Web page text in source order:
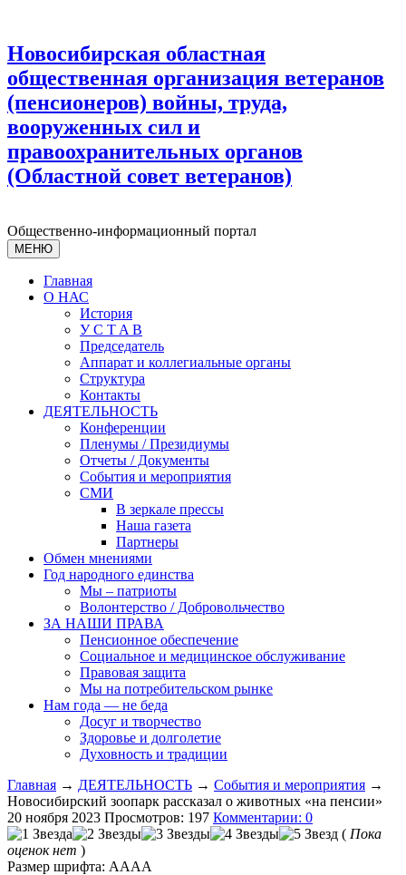
Новосибирская областная
общественная организация ветеранов
(пенсионеров) войны, труда,
вооруженных сил и
правоохранительных органов
(Областной совет ветеранов)
Общественно-информационный портал
МЕНЮ
Главная
О НАС
История
У С T A B
Председатель
Аппарат и коллегиальные органы
Структура
Контакты
ДЕЯТЕЛЬНОСТЬ
Конференции
Пленумы / Президиумы
Отчеты / Документы
События и мероприятия
СМИ
В зеркале прессы
Наша газета
Партнеры
Обмен мнениями
Год народного единства
Мы – патриоты
Волонтерство / Добровольчество
ЗА НАШИ ПРАВА
Пенсионное обеспечение
Социальное и медицинское обслуживание
Правовая защита
Мы на потребительском рынке
Нам года — не беда
Досуг и творчество
Здоровье и долголетие
Духовность и традиции
Главная → ДЕЯТЕЛЬНОСТЬ → События и мероприятия →
Новосибирский зоопарк рассказал о животных «на пенсии»
20 ноября 2023 Просмотров: 197 Комментарии: 0
( Пока
оценок нет )
Размер шрифта: AAAA